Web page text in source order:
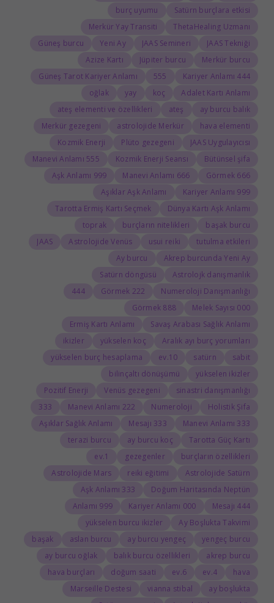
Satürn burçlara etkisi
burç uyumu
ThetaHealing Uzmanı
Merkür Yay Transiti
JAAS Tekniği
JAAS Semineri
Yeni Ay
Güneş burcu
Merkür burcu
Jüpiter burcu
Azize Kartı
444 Kariyer Anlamı
555
Güneş Tarot Kariyer Anlamı
Adalet Kartı Anlamı
koç
yay
oğlak
ay burcu balık
ateş
ateş elementi ve özellikleri
hava elementi
astrolojide Merkür
Merkür gezegeni
JAAS Uygulayıcısı
Plüto gezegeni
Kozmik Enerji
Bütünsel şifa
Kozmik Enerji Seansı
555 Manevi Anlamı
666 Görmek
666 Manevi Anlamı
999 Aşk Anlamı
999 Kariyer Anlamı
Aşıklar Aşk Anlamı
Dünya Kartı Aşk Anlamı
Tarotta Ermiş Kartı Seçmek
başak burcu
burçların nitelikleri
toprak
tutulma etkileri
usui reiki
Astrolojide Venüs
JAAS
Akrep burcunda Yeni Ay
Ay burcu
Astrolojk danışmanlık
Satürn döngüsü
Numeroloji Danışmanlığı
222 Görmek
444
000 Melek Sayısı
888 Görmek
Savaş Arabası Sağlık Anlamı
Ermiş Kartı Anlamı
Aralık ayı burç yorumları
yükselen koç
ikizler
sabit
satürn
10.ev
yükselen burç hesaplama
yükselen ikizler
bilinçaltı dönüşümü
sinastri danışmanlığı
Venüs gezegeni
Pozitif Enerji
Holistik Şifa
Numeroloji
222 Manevi Anlamı
333
333 Manevi Anlamı
333 Mesajı
Aşıklar Sağlık Anlamı
Tarotta Güç Kartı
ay burcu koç
terazi burcu
burçların özellikleri
gezegenler
1.ev
Astrolojide Satürn
reiki eğitimi
Astrolojide Mars
Doğum Haritasında Neptün
333 Aşk Anlamı
444 Mesajı
000 Kariyer Anlamı
999 Anlamı
Ay Boşlukta Takvimi
yükselen burcu ikizler
yengeç burcu
ay burcu yengeç
aslan burcu
başak
akrep burcu
balık burcu özellikleri
ay burcu oğlak
hava
4.ev
6.ev
doğum saati
hava burçları
ay boşlukta
vianna stibal
Marseille Destesi